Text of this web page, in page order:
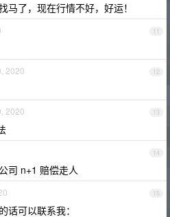
马了，现在行情不好，好运！
11
12
2020
13
2020
14
司 n+1 赔偿走人
15
话可以联系我：